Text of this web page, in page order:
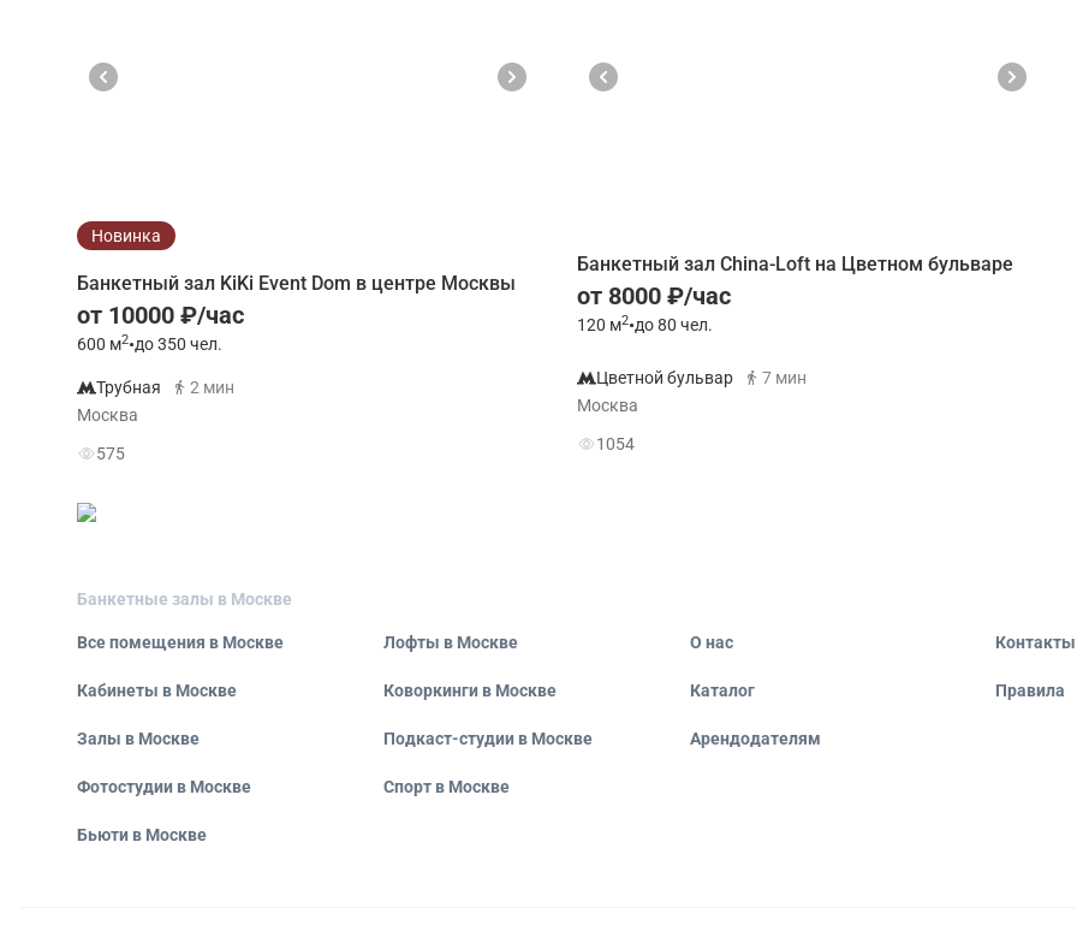
Новинка
Банкетный зал KiKi Event Dom в центре Москвы
от 10000 ₽/час
600 м2•до 350 чел.
Трубная
2 мин
Москва
575
Банкетный зал China-Loft на Цветном бульваре
от 8000 ₽/час
120 м2•до 80 чел.
Цветной бульвар
7 мин
Москва
1054
Банкетные залы в Москве
Все помещения в Москве Лофты в Москве
Кабинеты в Москве Коворкинги в Москве
Залы в Москве Подкаст-студии в Москве
Фотостудии в Москве Спорт в Москве
Бьюти в Москве
О нас Контакты
Каталог Правила
Арендодателям